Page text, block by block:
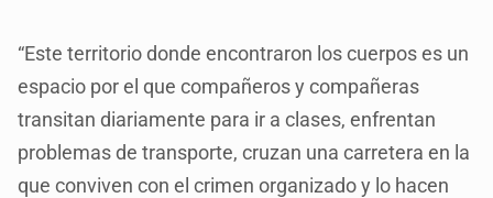
“Este territorio donde encontraron los cuerpos es un
espacio por el que compañeros y compañeras
transitan diariamente para ir a clases, enfrentan
problemas de transporte, cruzan una carretera en la
que conviven con el crimen organizado y lo hacen